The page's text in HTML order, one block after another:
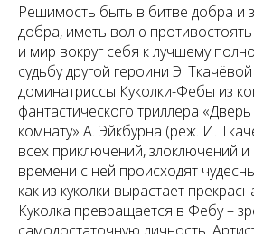
Решимость быть в битве добра и
добра, иметь волю противостоять
и мир вокруг себя к лучшему
судьбу другой героини Э.
доминатриссы Куколки-Фебы из
фантастического триллера
комнату» А. Эйкбурна (реж. И.
всех приключений, злоключений
времени с ней происходят
как из куколки вырастает
Куколка превращается в Фебу –